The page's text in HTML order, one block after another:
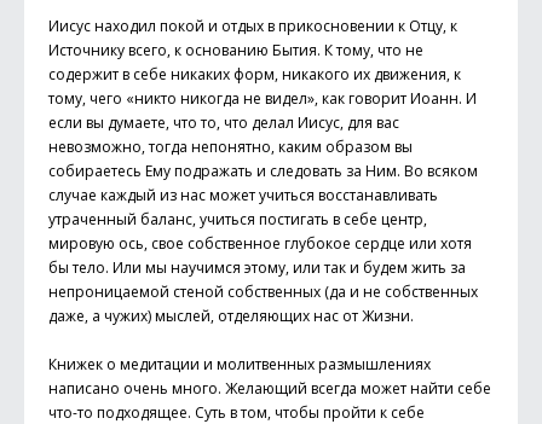
Иисус находил покой и отдых в прикосновении к Отцу, к
Источнику всего, к основанию Бытия. К тому, что не
содержит в себе никаких форм, никакого их движения, к
тому, чего «никто никогда не видел», как говорит Иоанн. И
если вы думаете, что то, что делал Иисус, для вас
невозможно, тогда непонятно, каким образом вы
собираетесь Ему подражать и следовать за Ним. Во всяком
случае каждый из нас может учиться восстанавливать
утраченный баланс, учиться постигать в себе центр,
мировую ось, свое собственное глубокое сердце или хотя
бы тело. Или мы научимся этому, или так и будем жить за
непроницаемой стеной собственных (да и не собственных
даже, а чужих) мыслей, отделяющих нас от Жизни.
Книжек о медитации и молитвенных размышлениях
написано очень много. Желающий всегда может найти себе
что-то подходящее. Суть в том, чтобы пройти к себе